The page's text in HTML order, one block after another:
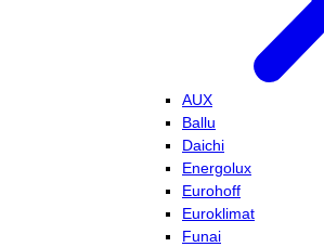
AUX
Ballu
Daichi
Energolux
Eurohoff
Euroklimat
Funai